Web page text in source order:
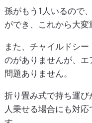
孫がもう1人いるので
ができ、これから大変
また、チャイルドシ
のがありませんが、
問題ありません。
折り畳み式で持ち運
人乗せる場合にも対